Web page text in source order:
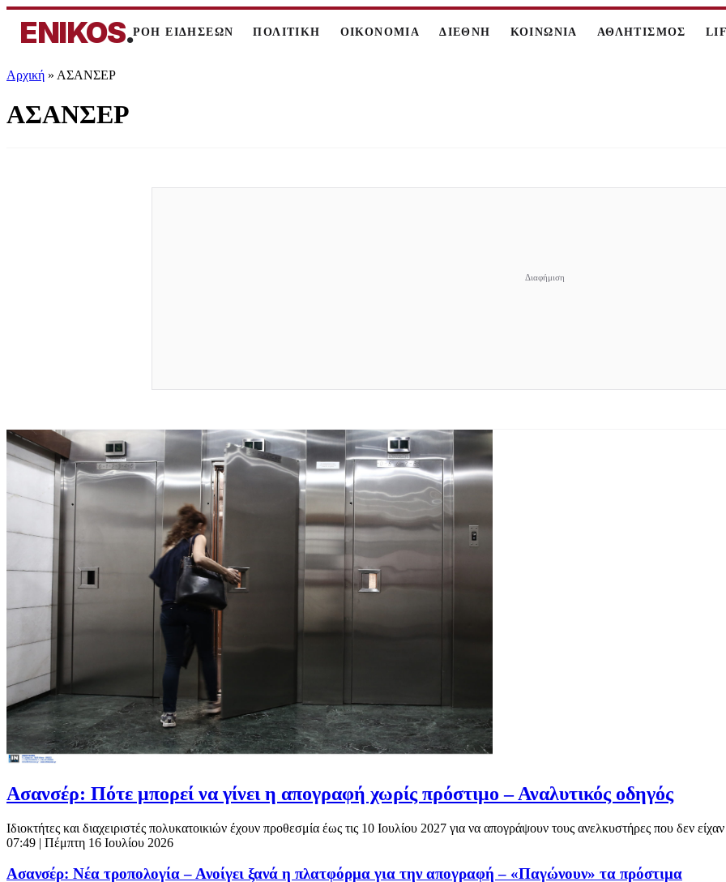
ENIKOS.ΡΟΗ ΕΙΔΗΣΕΩΝ ΠΟΛΙΤΙΚΗ ΟΙΚΟΝΟΜΙΑ ΔΙΕΘΝΗ ΚΟΙΝΩΝΙΑ ΑΘΛΗΤΙΣΜΟΣ
Αρχική » ΑΣΑΝΣΕΡ
ΑΣΑΝΣΕΡ
Ασανσέρ: Πότε μπορεί να γίνει η απογραφή χωρίς πρόστιμο – Αναλυτικός οδηγός
Ιδιοκτήτες και διαχειριστές πολυκατοικιών έχουν προθεσμία έως τις 10 Ιουλίου 2027 για να απογράψουν τους ανελκυστήρες που δεν
07:49 | Πέμπτη 16 Ιουλίου 2026
Ασανσέρ: Νέα τροπολογία – Ανοίγει ξανά η πλατφόρμα για την απογραφή – «Παγώνουν» τα πρόστιμα